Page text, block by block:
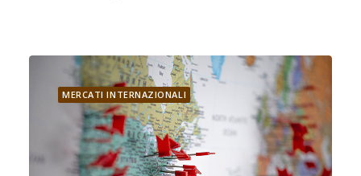
MERCATI INTERNAZIONALI